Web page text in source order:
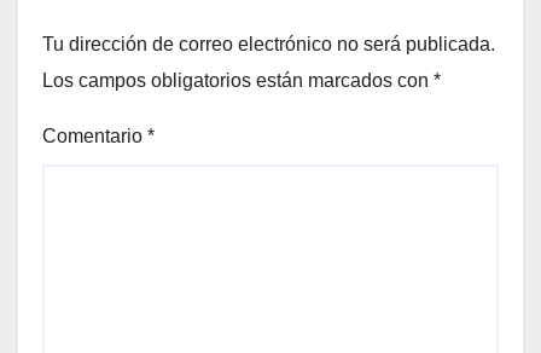
Tu dirección de correo electrónico no será publicada.
Los campos obligatorios están marcados con *
Comentario *